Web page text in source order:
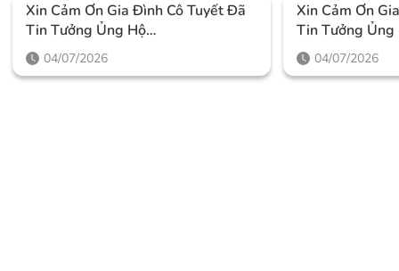
Xin Cảm Ơn Gia Đình Cô Tuyết Đã
Tin Tưởng Ủng Hộ
Thegioighemassage
04/07/2026
Xin Cảm Ơn
Tin Tưởng Ủng
04/07/2026